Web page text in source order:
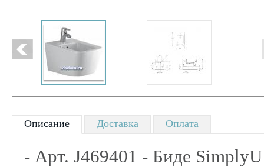
Описание Доставка Оплата
- Арт. J469401 - Биде SimplyU